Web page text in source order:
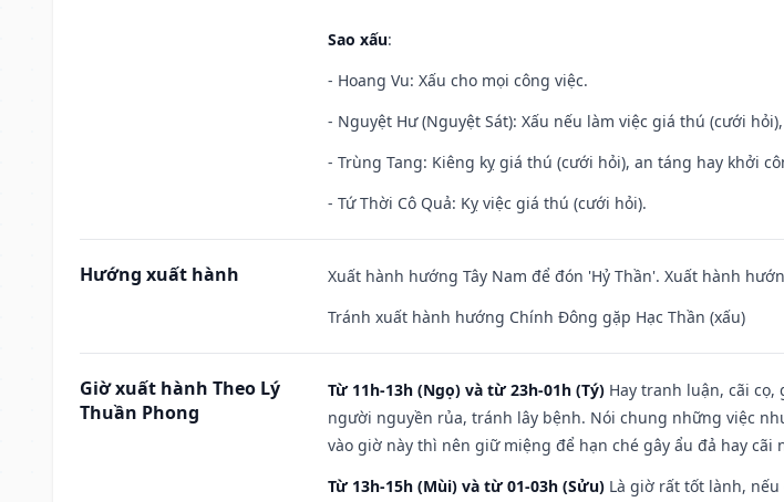
Sao xấu:
- Hoang Vu: Xấu cho mọi công việc.
- Nguyệt Hư (Nguyệt Sát): Xấu nếu làm việc giá thú (cưới
- Trùng Tang: Kiêng kỵ giá thú (cưới hỏi), an táng hay khởi
- Tứ Thời Cô Quả: Kỵ việc giá thú (cưới hỏi).
Hướng xuất hành
Xuất hành hướng Tây Nam để đón 'Hỷ Thần'. Xuất hành
Tránh xuất hành hướng Chính Đông gặp Hạc Thần (xấu)
Giờ xuất hành Theo Lý
Thuần Phong
Từ 11h-13h (Ngọ) và từ 23h-01h (Tý) Hay tranh luận, cãi
người nguyền rủa, tránh lây bệnh. Nói chung những việc
vào giờ này thì nên giữ miệng để hạn ché gây ẩu đả hay cãi
Từ 13h-15h (Mùi) và từ 01-03h (Sửu) Là giờ rất tốt lành,